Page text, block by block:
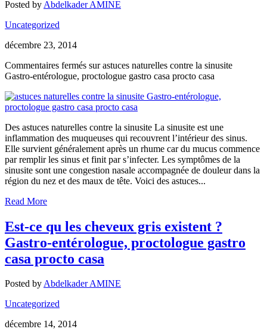
Posted by Abdelkader AMINE
Uncategorized
décembre 23, 2014
Commentaires fermés sur astuces naturelles contre la sinusite
Gastro-entérologue, proctologue gastro casa procto casa
Des astuces naturelles contre la sinusite La sinusite est une
inflammation des muqueuses qui recouvrent l’intérieur des sinus.
Elle survient généralement après un rhume car du mucus commence
par remplir les sinus et finit par s’infecter. Les symptômes de la
sinusite sont une congestion nasale accompagnée de douleur dans la
région du nez et des maux de tête. Voici des astuces...
Read More
Est-ce qu les cheveux gris existent ?
Gastro-entérologue, proctologue gastro
casa procto casa
Posted byAbdelkader AMINE
Uncategorized
décembre 14, 2014